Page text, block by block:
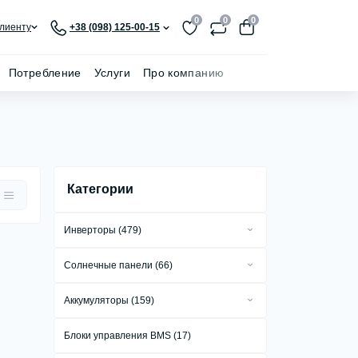
+38 (098) 125-00-15
0 0 0
Потребление Услуги Про компанию
Категории
Инверторы (479)
Гибридные инверторы (181)
Автомобильные инверторы (1)
Солнечные панели (66)
Гибкие солнечные панели (3)
Аккумуляторы (159)
Блоки управления BMS (17)